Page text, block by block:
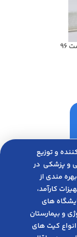
و توزیع
و پزشکی در
ﻣﻨﺪی از
ﮐﺎرآﻣﺪ،
های
و بیمارستان
کیت های